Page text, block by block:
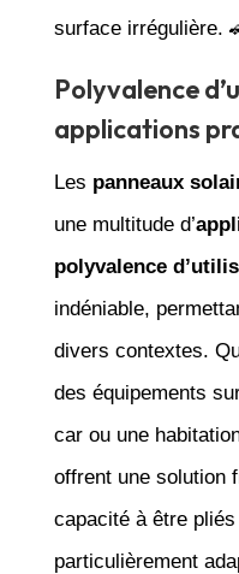
surface irrégulière.
Polyvalence
applications
Les panneaux
une multitude d’
polyvalence
indéniable,
divers contextes.
des équipements
car ou une
offrent une solution
capacité à être
particulièrement